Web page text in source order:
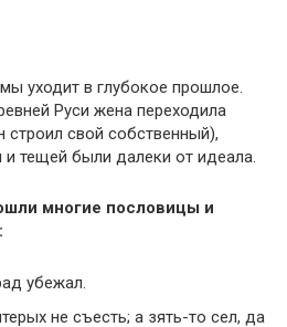
уходит в глубокое прошлое.
Руси жена переходила
свой собственный),
тещей были далеки от идеала.
многие пословицы и
убежал.
не съесть; а зять-то сел, да